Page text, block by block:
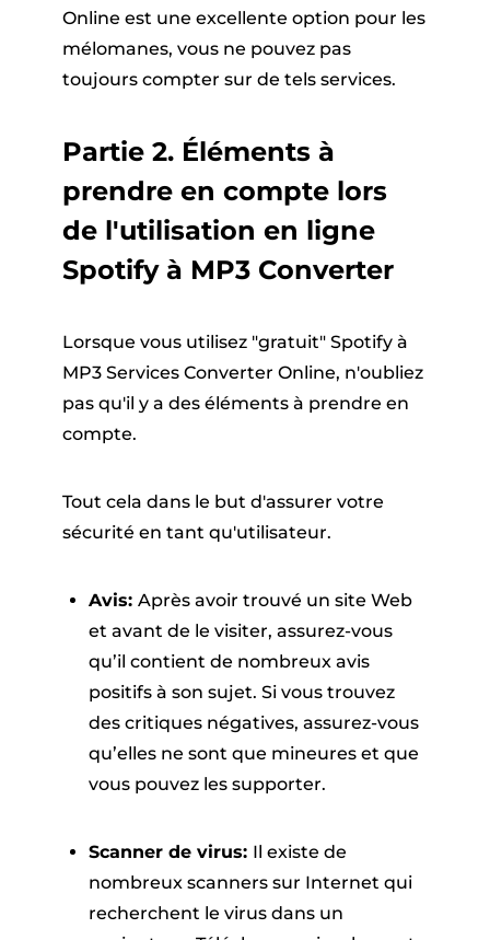
Online est une excellente option pour les
mélomanes, vous ne pouvez pas
toujours compter sur de tels services.
Partie 2. Éléments à
prendre en compte lors
de l'utilisation en ligne
Spotify à MP3 Converter
Lorsque vous utilisez "gratuit" Spotify à
MP3 Services Converter Online, n'oubliez
pas qu'il y a des éléments à prendre en
compte.
Tout cela dans le but d'assurer votre
sécurité en tant qu'utilisateur.
Avis: Après avoir trouvé un site Web
et avant de le visiter, assurez-vous
qu’il contient de nombreux avis
positifs à son sujet. Si vous trouvez
des critiques négatives, assurez-vous
qu’elles ne sont que mineures et que
vous pouvez les supporter.
Scanner de virus: Il existe de
nombreux scanners sur Internet qui
recherchent le virus dans un